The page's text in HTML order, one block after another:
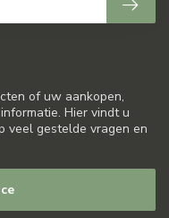
of uw aankopen,
Hier vindt u
veel gestelde vragen en